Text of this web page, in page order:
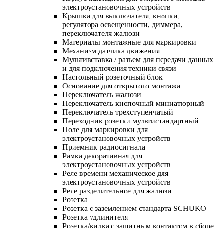
электроустановочных устройств
Крышка для выключателя, кнопки,
регулятора освещенности, диммера,
переключателя жалюзи
Материалы монтажные для маркировки
Механизм датчика движения
Мультивставка / разъем для передачи данных
и для подключения техники связи
Настольный розеточный блок
Основание для открытого монтажа
Переключатель жалюзи
Переключатель кнопочный миниатюрный
Переключатель трехступенчатый
Переходник розетки мультистандартный
Поле для маркировки для
электроустановочных устройств
Приемник радиосигнала
Рамка декоративная для
электроустановочных устройств
Реле времени механическое для
электроустановочных устройств
Реле разделительное для жалюзи
Розетка
Розетка с заземлением стандарта SCHUKO
Розетка удлинителя
Розетка/вилка с защитным контактом в сборе